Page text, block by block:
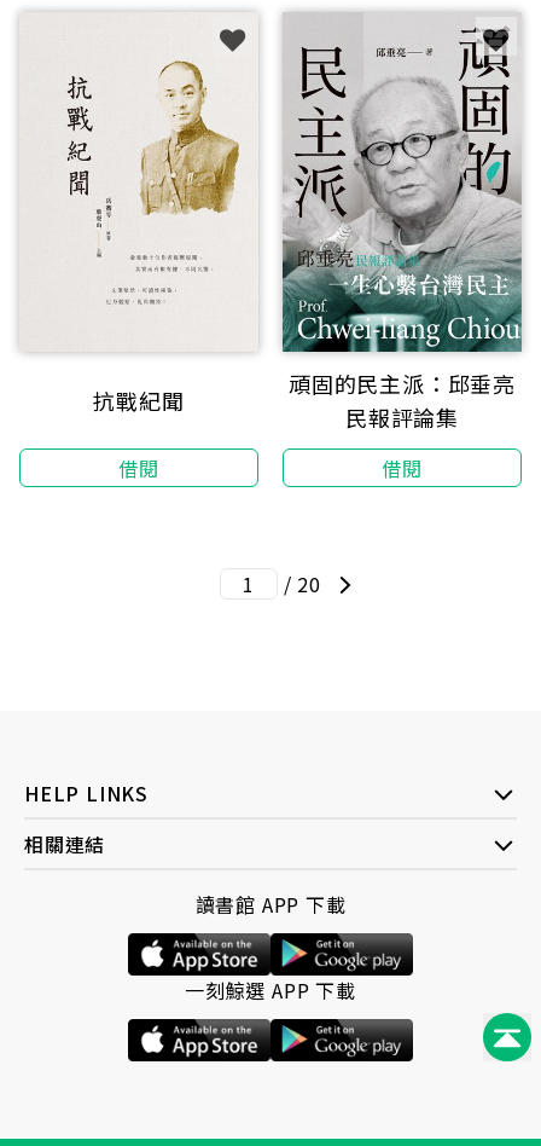
抗戰紀聞
借閱
頑固的民主派：邱垂亮
民報評論集
借閱
/ 20
HELP LINKS
相關連結
讀書館 APP 下載
一刻鯨選 APP 下載